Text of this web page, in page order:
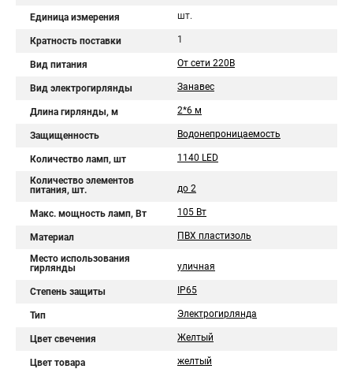
Единица измерения шт.
Кратность поставки 1
Вид питания От сети 220В
Вид электрогирлянды Занавес
Длина гирлянды, м 2*6 м
Защищенность Водонепроницаемость
Количество ламп, шт 1140 LED
Количество элементов
питания, шт.
до 2
Макс. мощность ламп, Вт 105 Вт
Материал ПВХ пластизоль
Место использования
гирлянды
уличная
Степень защиты IP65
Тип Электрогирлянда
Цвет свечения Желтый
Цвет товара желтый